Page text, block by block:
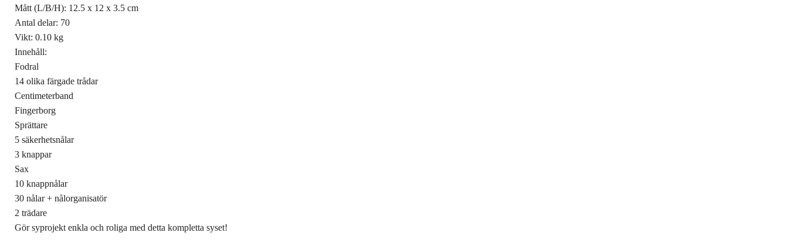
Mått (L/B/H): 12.5 x 12 x 3.5 cm
Antal delar: 70
Vikt: 0.10 kg
Innehåll:
Fodral
14 olika färgade trådar
Centimeterband
Fingerborg
Sprättare
5 säkerhetsnålar
3 knappar
Sax
10 knappnålar
30 nålar + nålorganisatör
2 trädare
Gör syprojekt enkla och roliga med detta kompletta syset!